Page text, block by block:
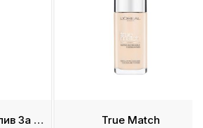
Aura Lipliner - Молив За Усни True Match